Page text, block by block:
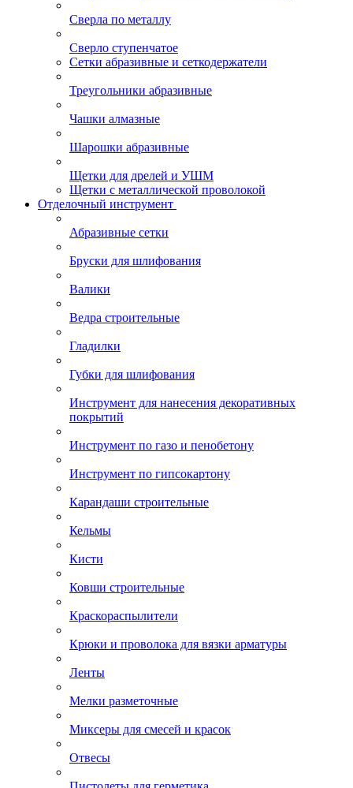
Сверла по металлу
Сверло ступенчатое
Сетки абразивные и сеткодержатели
Треугольники абразивные
Чашки алмазные
Шарошки абразивные
Щетки для дрелей и УШМ
Щетки с металлической проволокой
Отделочный инструмент
Абразивные сетки
Бруски для шлифования
Валики
Ведра строительные
Гладилки
Губки для шлифования
Инструмент для нанесения декоративных
покрытий
Инструмент по газо и пенобетону
Инструмент по гипсокартону
Карандаши строительные
Кельмы
Кисти
Ковши строительные
Краскораспылители
Крюки и проволока для вязки арматуры
Ленты
Мелки разметочные
Миксеры для смесей и красок
Отвесы